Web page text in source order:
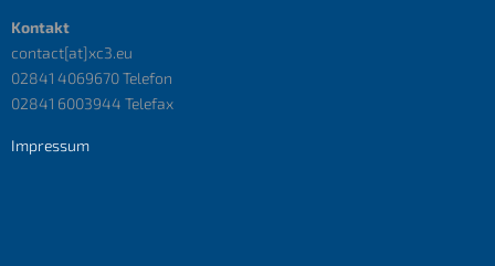
Kontakt
contact[at]xc3.eu
02841 4069670 Telefon
02841 6003944 Telefax
Impressum